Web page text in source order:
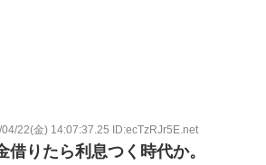
22(金) 14:07:37.25 ID:ecTzRJr5E.net
借りたら利息つく時代か。